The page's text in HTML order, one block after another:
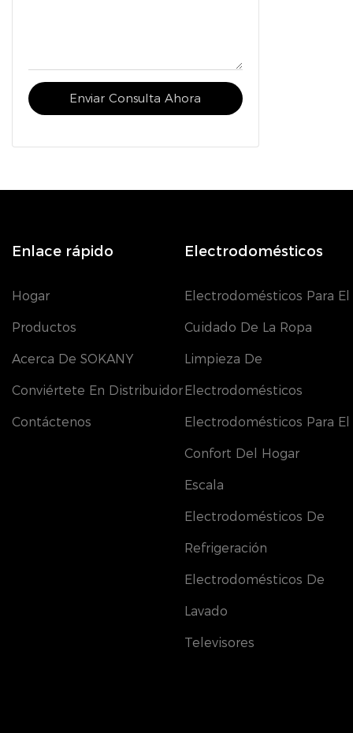
Enviar Consulta Ahora
Enlace rápido
Hogar
Productos
Acerca De SOKANY
Conviértete En Distribuidor
Contáctenos
Electrodomésticos
Electrodomésticos Para El
Cuidado De La Ropa
Limpieza De
Electrodomésticos
Electrodomésticos Para El
Confort Del Hogar
Escala
Electrodomésticos De
Refrigeración
Electrodomésticos De
Lavado
Televisores